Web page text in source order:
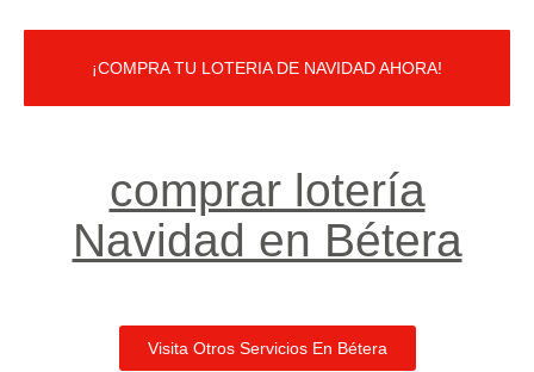
¡COMPRA TU LOTERIA DE NAVIDAD AHORA!
comprar lotería
Navidad en Bétera
Visita Otros Servicios En Bétera